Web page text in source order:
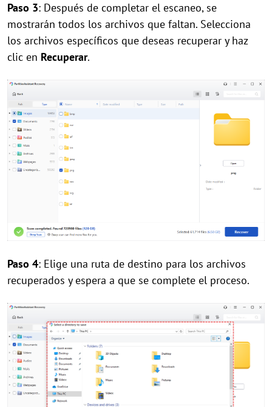
Paso 3: Después de completar el escaneo, se
mostrarán todos los archivos que faltan. Selecciona
los archivos específicos que deseas recuperar y haz
clic en Recuperar.
Paso 4: Elige una ruta de destino para los archivos
recuperados y espera a que se complete el proceso.